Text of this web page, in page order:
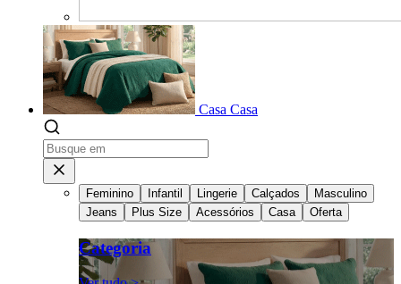
Casa Casa
Feminino Infantil Lingerie Calçados
Masculino
Jeans
Plus Size Acessórios Casa Oferta
Categoria